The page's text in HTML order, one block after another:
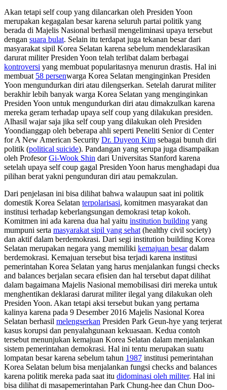
Akan tetapi self coup yang dilancarkan oleh Presiden Yoon
merupakan kegagalan besar karena seluruh partai politik yang
berada di Majelis Nasional berhasil mengeliminasi upaya tersebut
dengan suara bulat. Selain itu terdapat juga tekanan besar dari
masyarakat sipil Korea Selatan karena sebelum mendeklarasikan
darurat militer Presiden Yoon telah terlibat dalam berbagai
kontroversi yang membuat popularitasnya menurun drastis. Hal ini
membuat 58 persenwarga Korea Selatan menginginkan Presiden
Yoon mengundurkan diri atau dilengserkan. Setelah darurat militer
berakhir lebih banyak warga Korea Selatan yang menginginkan
Presiden Yoon untuk mengundurkan diri atau dimakzulkan karena
mereka geram terhadap upaya self coup yang dilakukan presiden.
Alhasil wajar saja jika self coup yang dilakukan oleh Presiden
Yoondianggap oleh beberapa ahli seperti Peneliti Senior di Center
for A New American Security Dr. Duyeon Kim sebagai bunuh diri
politik (political suicide). Pandangan yang serupa juga disampaikan
oleh ProfesorGi-Wook Shin dari Universitas Stanford karena
setelah upaya self coup gagal Presiden Yoon harus menghadapi dua
pilihan berat yakni pengunduran diri atau pemakzulan.
Dari penjelasan ini bisa dilihat bahwa walaupun saat ini politik
domestik Korea Selatan terpolarisasi, komitmen masyarakat dan
institusi terhadap keberlangsungan demokrasi tetap kokoh.
Komitmen ini ada karena dua hal yaitu institution building yang
mumpuni serta masyarakat sipil yang sehat (healthy civil society)
dan aktifdalam berdemokrasi. Dari segi institution building Korea
Selatan merupakan negara yang memiliki kemajuan besardalam
berdemokrasi. Kemajuan tersebut bisa terjadi karena institusi
pemerintahan Korea Selatan yang harus menjalankan fungsi checks
and balances berjalan secara efisien dan hal tersebut dapat dilihat
dalam bagaimana Majelis Nasional memobilisasi diri mereka untuk
menghentikan deklarasi darurat militer ilegal yang dilakukan oleh
Presiden Yoon. Akan tetapi aksi tersebut bukan yang pertama
kalinya karena pada 9 Desember 2016 Majelis Nasional Korea
Selatan berhasil melengserkan Presiden Park Geun-hye yang terjerat
kasus korupsi dan penyalahgunaan kekuasaan. Kedua contoh
tersebutmenunjukan kemajuan Korea Selatan dalam menjalankan
sistem pemerintahan demokrasi. Hal ini tentu merupakan suatu
lompatan besarkarena sebelum tahun 1987 institusi pemerintahan
Korea Selatan belum bisa menjalankan fungsi checks and balances
karena politik mereka pada saat itu didominasi oleh militer. Hal ini
bisa dilihat di masapemerintahan Park Chung-hee dan Chun Doo-